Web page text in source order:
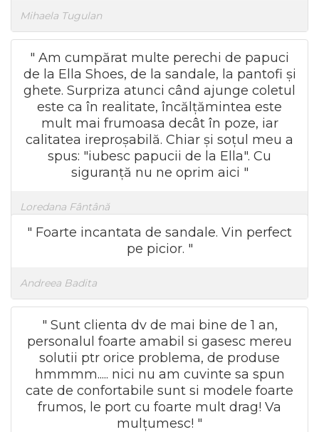
Mihaela Tugulan
" Am cumpărat multe perechi de papuci
de la Ella Shoes, de la sandale, la pantofi și
ghete. Surpriza atunci când ajunge coletul
este ca în realitate, încălțămintea este
mult mai frumoasa decât în poze, iar
calitatea ireproșabilă. Chiar și soțul meu a
spus: "iubesc papucii de la Ella". Cu
siguranță nu ne oprim aici "
Loredana Fântână
" Foarte incantata de sandale. Vin perfect
pe picior. "
Andreea Badita
" Sunt clienta dv de mai bine de 1 an,
personalul foarte amabil si gasesc mereu
solutii ptr orice problema, de produse
hmmmm..... nici nu am cuvinte sa spun
cate de confortabile sunt si modele foarte
frumos, le port cu foarte mult drag! Va
mulțumesc! "